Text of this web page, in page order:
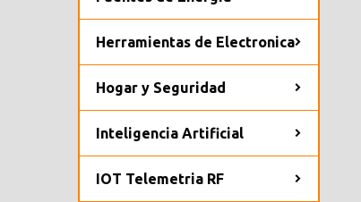
Herramientas de Electronica
Hogar y Seguridad
Inteligencia Artificial
IOT Telemetria RF